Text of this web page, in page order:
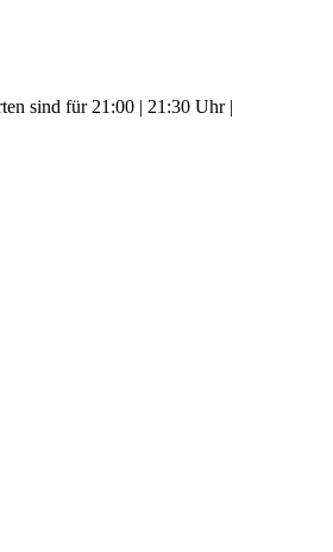
sind für 21:00 | 21:30 Uhr |